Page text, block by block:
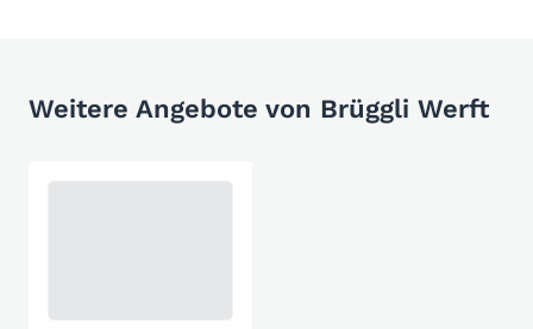
Weitere Angebote von Brüggli Werft